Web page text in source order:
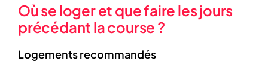
Où se loger et que faire les jours
précédant la course ?
Logements recommandés